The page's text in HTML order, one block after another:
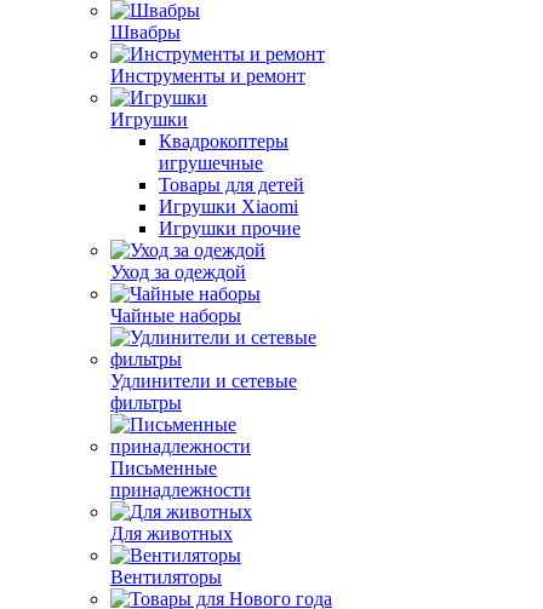
Швабры
Инструменты и ремонт
Игрушки
Квадрокоптеры
игрушечные
Товары для детей
Игрушки Xiaomi
Игрушки прочие
Уход за одеждой
Чайные наборы
Удлинители и сетевые
фильтры
Письменные
принадлежности
Для животных
Вентиляторы